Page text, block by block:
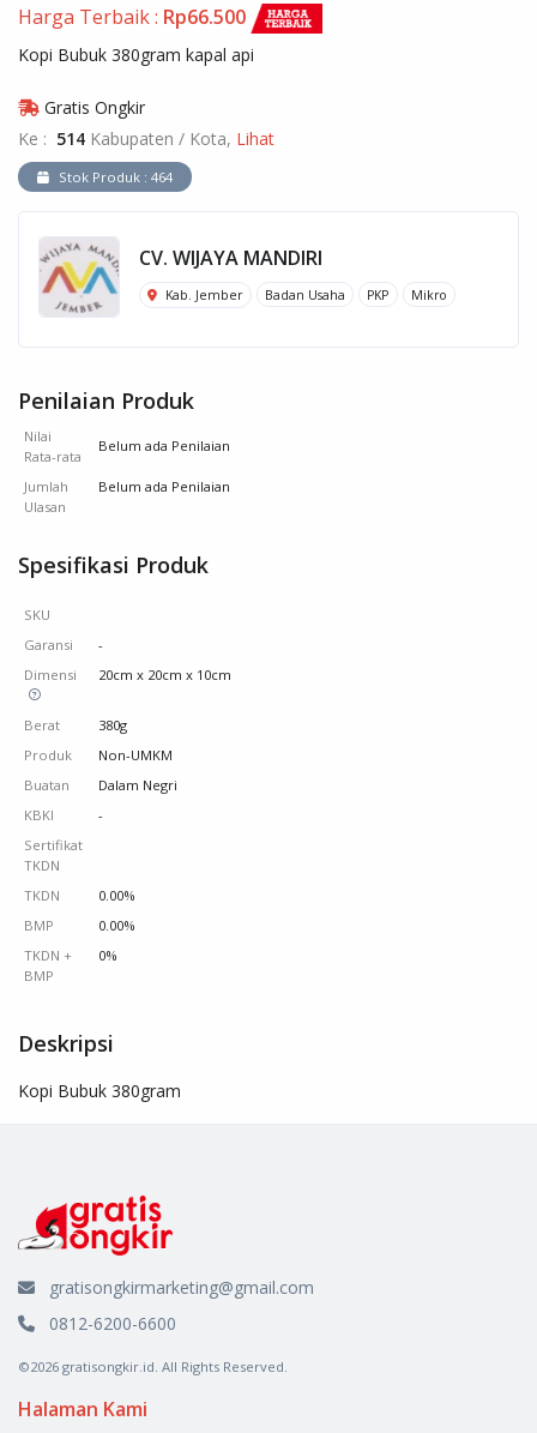
Harga Terbaik : Rp66.500
Kopi Bubuk 380gram kapal api
Gratis Ongkir
Ke : 514 Kabupaten / Kota, Lihat
Stok Produk : 464
CV. WIJAYA MANDIRI
Kab. Jember Badan Usaha PKP Mikro
Penilaian Produk
Nilai
Rata-rata
Belum ada Penilaian
Jumlah
Ulasan
Belum ada Penilaian
Spesifikasi Produk
SKU
Garansi
-
Dimensi
20cm x 20cm x 10cm
Berat
380g
Produk
Non-UMKM
Buatan
Dalam Negri
KBKI
-
Sertifikat
TKDN
TKDN
0.00%
BMP
0.00%
TKDN +
BMP
0%
Deskripsi
Kopi Bubuk 380gram
gratisongkirmarketing@gmail.com
0812-6200-6600
©2026 gratisongkir.id. All Rights Reserved.
Halaman Kami